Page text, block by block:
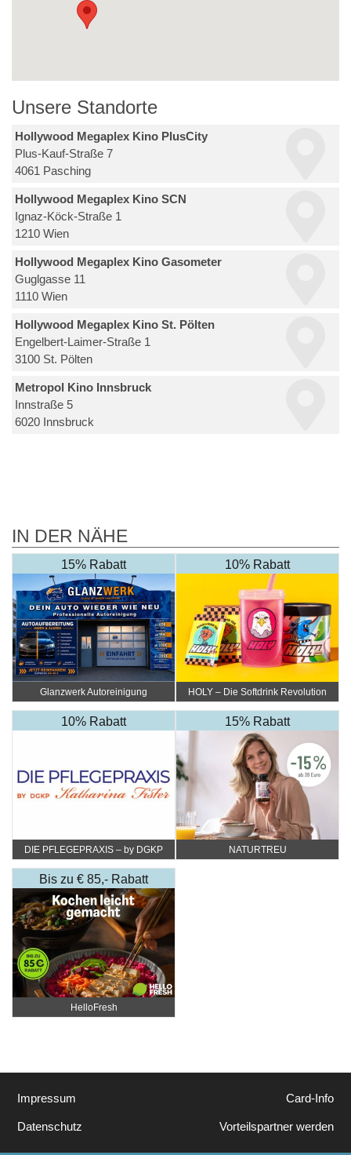
Unsere Standorte
Hollywood Megaplex Kino PlusCity
Plus-Kauf-Straße 7
4061 Pasching
Hollywood Megaplex Kino SCN
Ignaz-Köck-Straße 1
1210 Wien
Hollywood Megaplex Kino Gasometer
Guglgasse 11
1110 Wien
Hollywood Megaplex Kino St. Pölten
Engelbert-Laimer-Straße 1
3100 St. Pölten
Metropol Kino Innsbruck
Innstraße 5
6020 Innsbruck
IN DER NÄHE
15% Rabatt
Glanzwerk Autoreinigung
10% Rabatt
HOLY – Die Softdrink Revolution
10% Rabatt
DIE PFLEGEPRAXIS – by DGKP
15% Rabatt
NATURTREU
Bis zu € 85,- Rabatt
HelloFresh
Impressum
Datenschutz
Card-Info
Vorteilspartner werden